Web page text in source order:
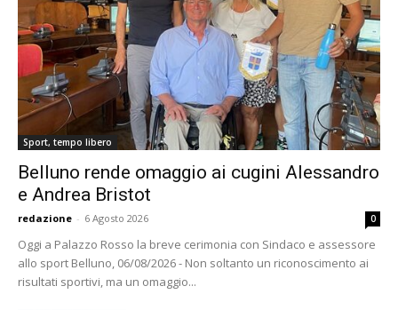
Sport, tempo libero
Belluno rende omaggio ai cugini Alessandro
e Andrea Bristot
redazione - 6 Agosto 2026 0
Oggi a Palazzo Rosso la breve cerimonia con Sindaco e assessore
allo sport Belluno, 06/08/2026 - Non soltanto un riconoscimento ai
risultati sportivi, ma un omaggio...